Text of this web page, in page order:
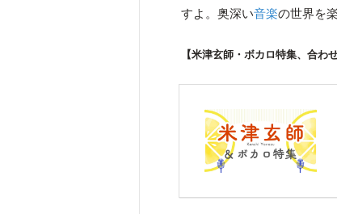
すよ。奥深い音楽の世界を
【米津玄師・ボカロ特集、合わ